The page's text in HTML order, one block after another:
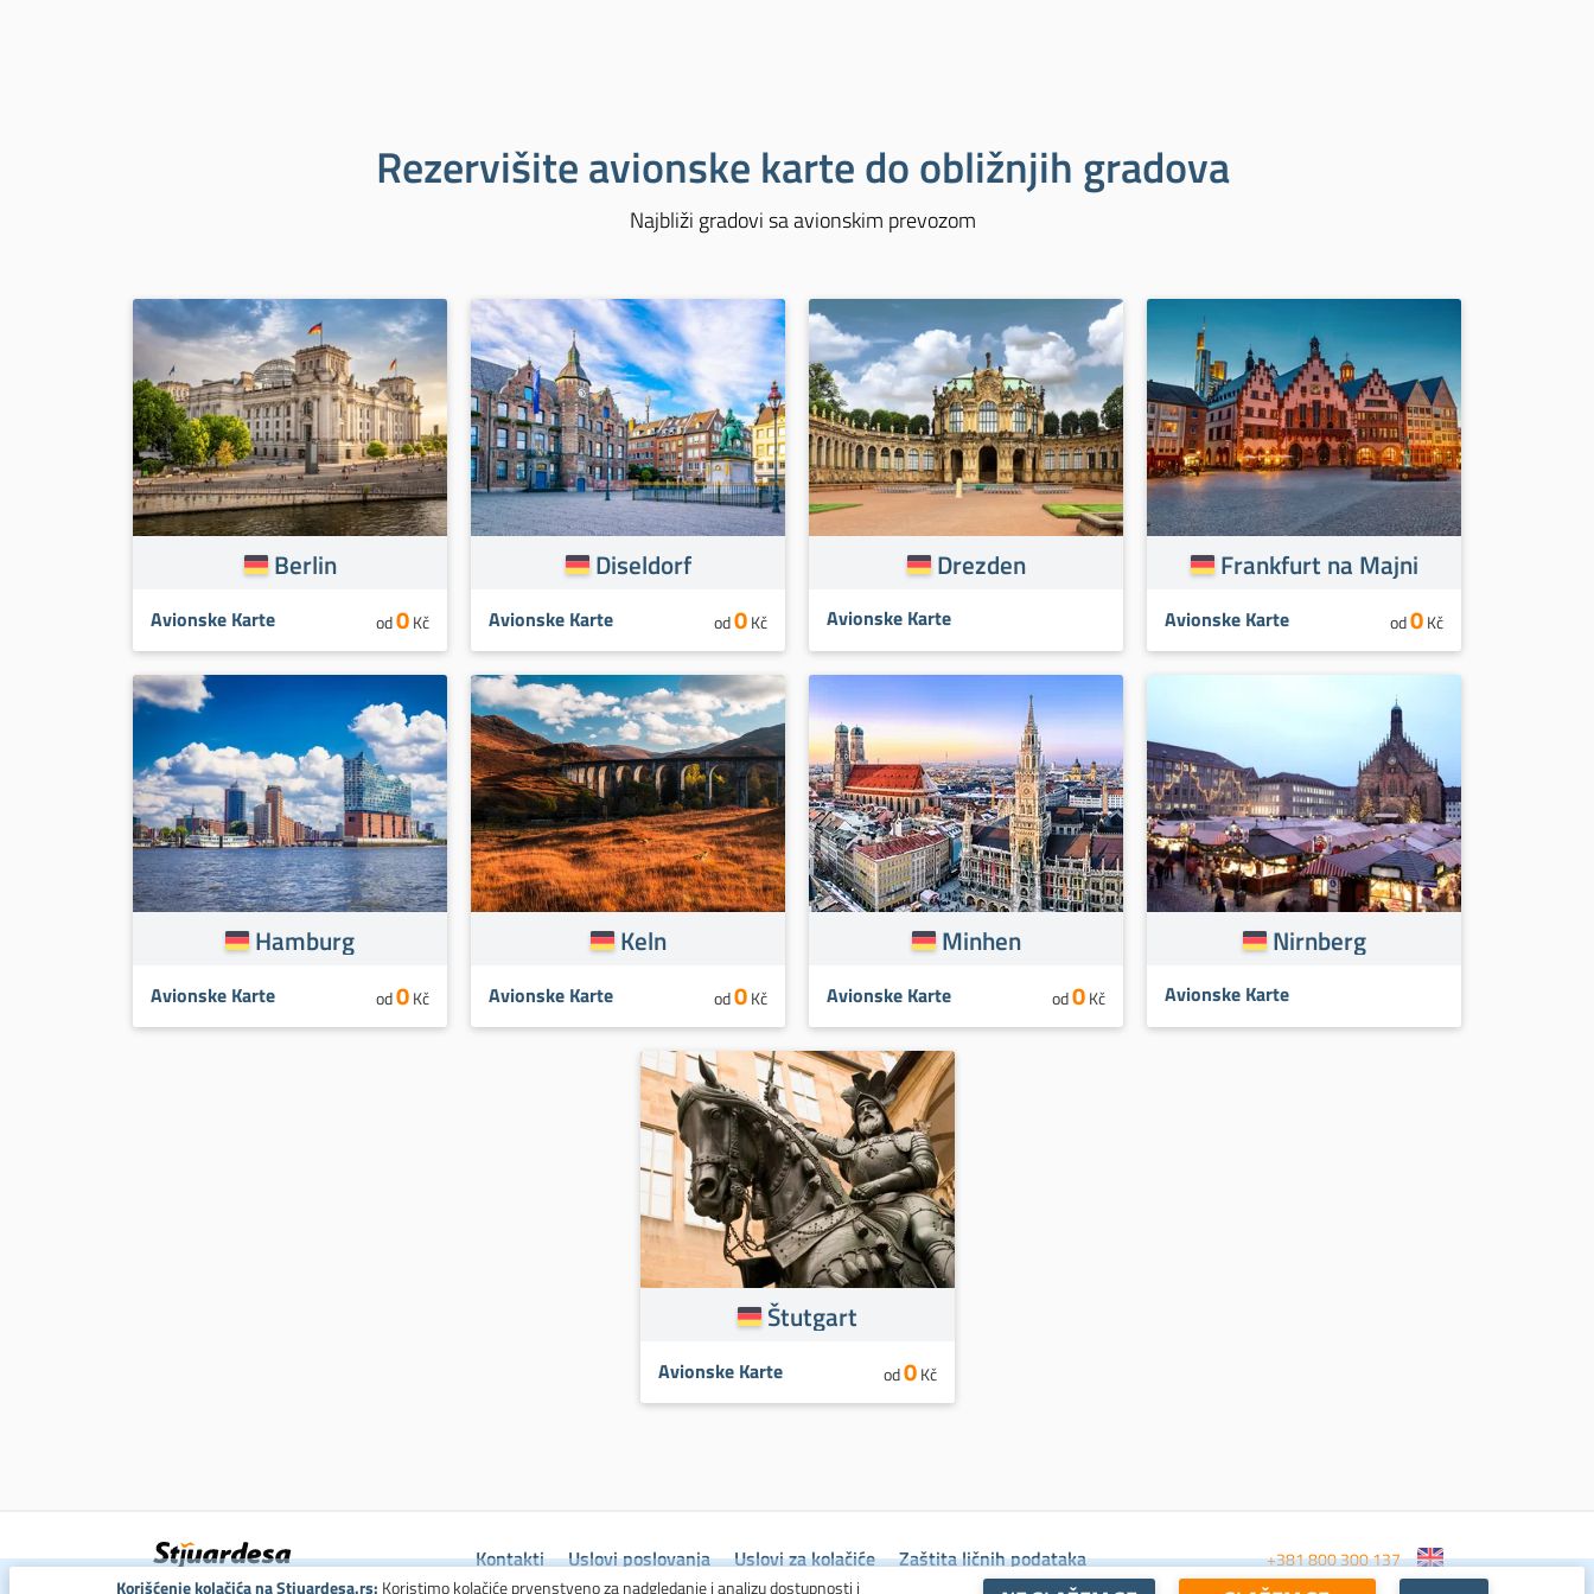
Rezervišite avionske karte do obližnjih gradova
Najbliži gradovi sa avionskim prevozom
Berlin
Avionske Karte od0Kč
Diseldorf
Avionske Karte od0Kč
Drezden
Avionske Karte
Frankfurt na Majni
Avionske Karte od0Kč
Hamburg
Avionske Karte od0Kč
Keln
Avionske Karte od0Kč
Minhen
Avionske Karte od0Kč
Nirnberg
Avionske Karte
Štutgart
Avionske Karte od0Kč
Kontakti Uslovi poslovanja Uslovi za kolačiće Zaštita ličnih podataka
+381 800 300 137
Korišćenje kolačića na Stjuardesa.rs: Koristimo kolačiće prvenstveno za nadgledanje i analizu dostupnosti i